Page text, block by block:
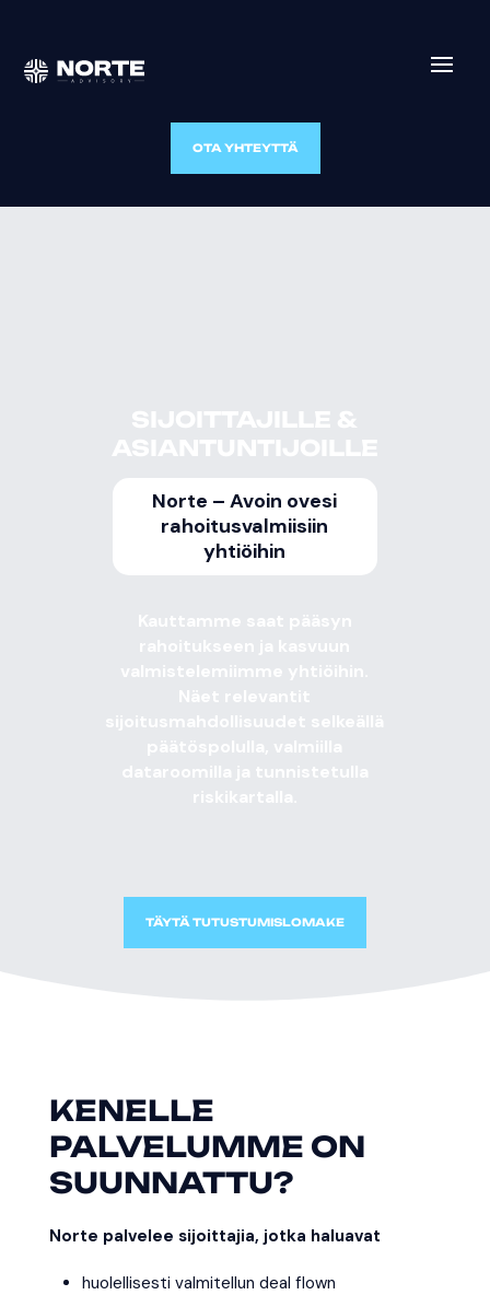
OTA YHTEYTTÄ
Norte – Avoin ovesi
rahoitusvalmiisiin
yhtiöihin
TÄYTÄ TUTUSTUMISLOMAKE
KENELLE
PALVELUMME ON
SUUNNATTU?
Norte palvelee sijoittajia, jotka haluavat
huolellisesti valmitellun deal flown